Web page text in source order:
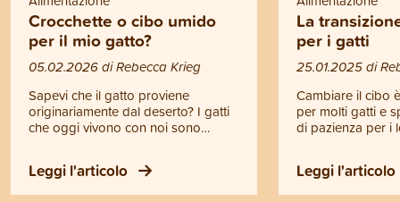
Crocchette o cibo umido
per il mio gatto?
05.02.2026 di Rebecca Krieg
Sapevi che il gatto proviene
originariamente dal deserto? I gatti
che oggi vivono con noi sono
africano (Felis silvestris lybica).
Questa informazione è
Leggi l'articolo
La
per i gatti
25.01.2025 di
Cambiare il cibo
per molti gatti e
di pazienza per i
tratta di
mente tutta loro.
Leggi l'articolo